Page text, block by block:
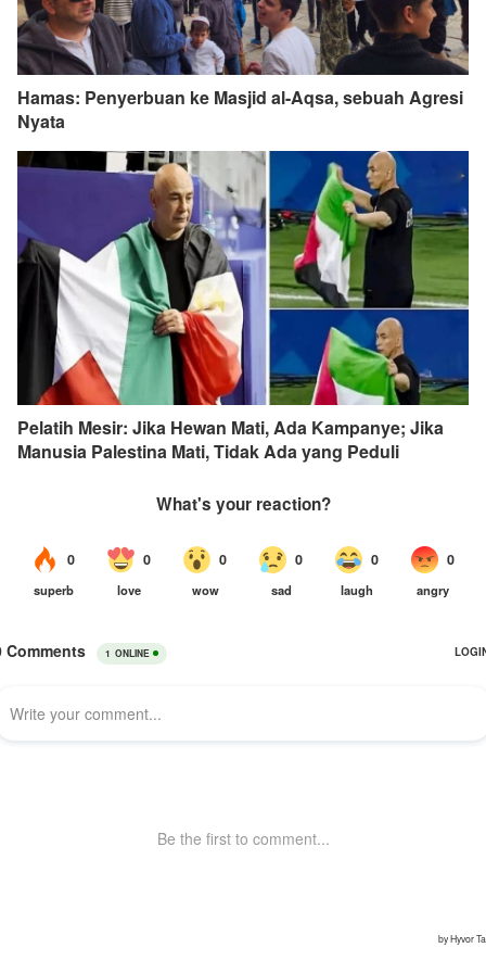
Hamas: Penyerbuan ke Masjid al-Aqsa, sebuah Agresi
Nyata
Pelatih Mesir: Jika Hewan Mati, Ada Kampanye; Jika
Manusia Palestina Mati, Tidak Ada yang Peduli